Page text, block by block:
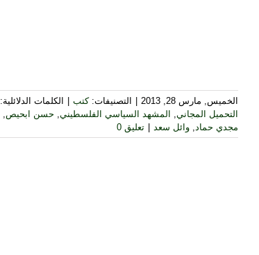
الخميس, مارس 28, 2013 التصنيفات:كتب الكلمات الدلائلية:
التحميل المجاني
المشهد السياسي الفلسطيني حسن ابحيص
مجدي حماد
وائل سعد تعليق 0